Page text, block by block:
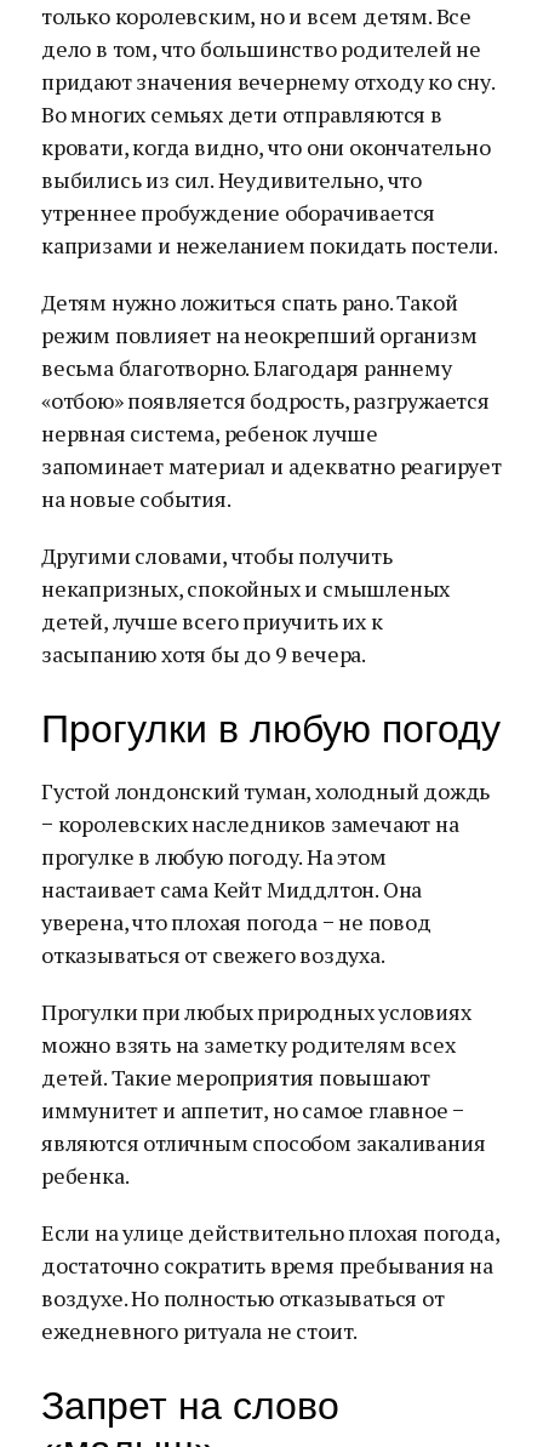
только королевским, но и всем детям. Все
дело в том, что большинство родителей не
придают значения вечернему отходу ко сну.
Во многих семьях дети отправляются в
кровати, когда видно, что они окончательно
выбились из сил. Неудивительно, что
утреннее пробуждение оборачивается
капризами и нежеланием покидать постели.
Детям нужно ложиться спать рано. Такой
режим повлияет на неокрепший организм
весьма благотворно. Благодаря раннему
«отбою» появляется бодрость, разгружается
нервная система, ребенок лучше
запоминает материал и адекватно реагирует
на новые события.
Другими словами, чтобы получить
некапризных, спокойных и смышленых
детей, лучше всего приучить их к
засыпанию хотя бы до 9 вечера.
Прогулки в любую погоду
Густой лондонский туман, холодный дождь
− королевских наследников замечают на
прогулке в любую погоду. На этом
настаивает сама Кейт Миддлтон. Она
уверена, что плохая погода − не повод
отказываться от свежего воздуха.
Прогулки при любых природных условиях
можно взять на заметку родителям всех
детей. Такие мероприятия повышают
иммунитет и аппетит, но самое главное −
являются отличным способом закаливания
ребенка.
Если на улице действительно плохая погода,
достаточно сократить время пребывания на
воздухе. Но полностью отказываться от
ежедневного ритуала не стоит.
Запрет на слово